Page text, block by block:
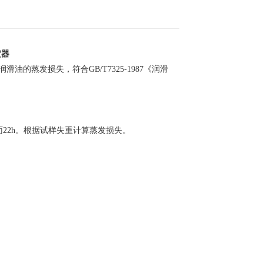
器
油的蒸发损失，符合GB/T7325-1987《润滑
。根据试样失重计算蒸发损失。